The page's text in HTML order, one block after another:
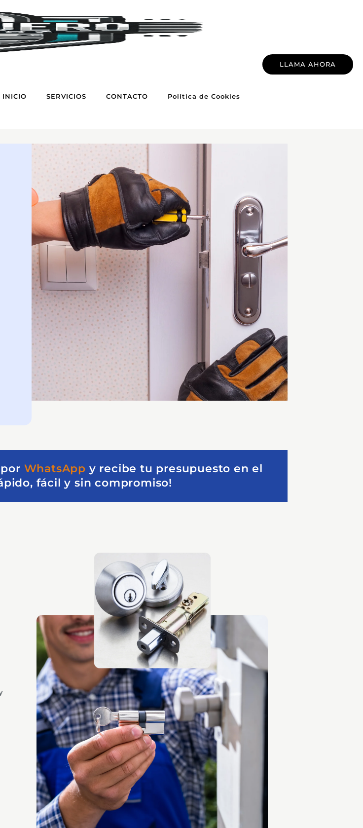
INICIO SERVICIOS CONTACTO Política de Cookies
LLAMA AHORA
WhatsApp y recibe tu presupuesto en el
fácil y sin compromiso!